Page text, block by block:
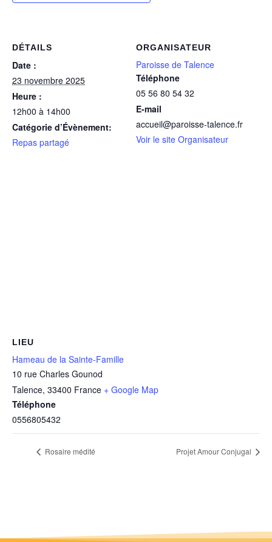
DÉTAILS
Date :
23 novembre 2025
Heure :
12h00 à 14h00
Catégorie d’Évènement:
Repas partagé
ORGANISATEUR
Paroisse de Talence
Téléphone
05 56 80 54 32
E-mail
accueil@paroisse-talence.fr
Voir le site Organisateur
LIEU
Hameau de la Sainte-Famille
10 rue Charles Gounod
Talence, 33400 France + Google Map
Téléphone
0556805432
Rosaire médité Projet Amour Conjugal